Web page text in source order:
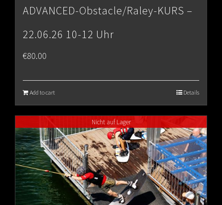
ADVANCED-Obstacle/Raley-KURS –
22.06.26 10-12 Uhr
€80.00
Add to cart Details
Nicht auf Lager